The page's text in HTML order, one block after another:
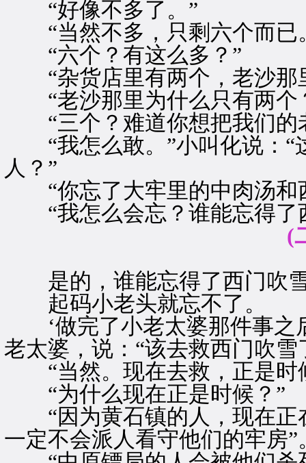
“好像不多了。”
“当然不多，只剩六个而已
“六个？有这么多？”
“杂货店里有两个，老沙
“老沙那里为什么只有两个
“三个？难道你想把我们的
“我怎么敢。”小叫化说：“
人？”
“你忘了大牢里的中肉汤和
“我怎么会忘？谁能忘得了
(
是的，谁能忘得了西门吹
起码小老头就忘不了。
‘做完了小老太婆那件事之
老太婆，说：“该去救西门吹雪
“当然。现在去救，正是时
“为什么现在正是时候？”
“因为黄石镇的人，现在正
一定不会派人看守他们的牢房”